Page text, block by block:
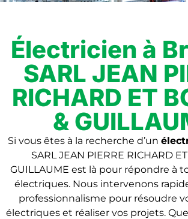
Électricien à
SARL JEAN
RICHARD ET
&
Si vous êtes à la recherche d’un
SARL JEAN PIERRE RICHARD
GUILLAUME est là pour répondre à
électriques. Nous intervenons
professionnalisme pour résoudre
électriques et réaliser vos projets.